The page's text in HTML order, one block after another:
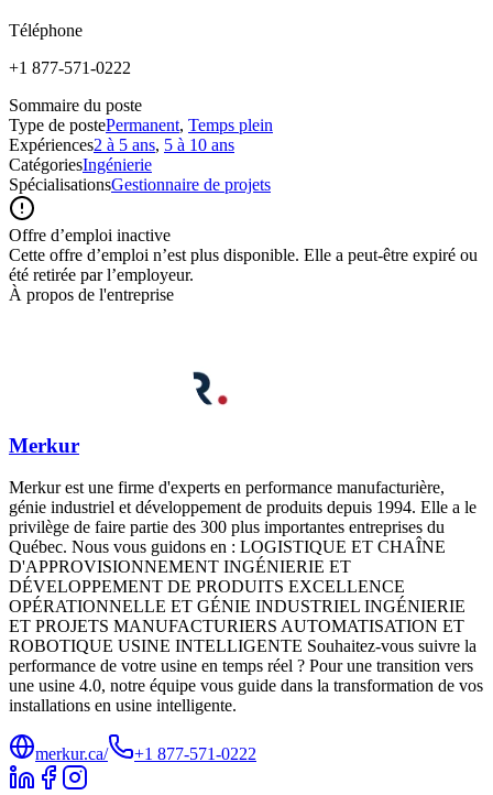
Téléphone
+1 877-571-0222
Sommaire du poste
Type de postePermanent, Temps plein
Expériences2 à 5 ans, 5 à 10 ans
CatégoriesIngénierie
SpécialisationsGestionnaire de projets
Offre d’emploi inactive
Cette offre d’emploi n’est plus disponible. Elle a peut-être expiré ou
été retirée par l’employeur.
À propos de l'entreprise
Merkur
Merkur est une firme d'experts en performance manufacturière,
génie industriel et développement de produits depuis 1994. Elle a le
privilège de faire partie des 300 plus importantes entreprises du
Québec. Nous vous guidons en : LOGISTIQUE ET CHAÎNE
D'APPROVISIONNEMENT INGÉNIERIE ET
DÉVELOPPEMENT DE PRODUITS EXCELLENCE
OPÉRATIONNELLE ET GÉNIE INDUSTRIEL INGÉNIERIE
ET PROJETS MANUFACTURIERS AUTOMATISATION ET
ROBOTIQUE USINE INTELLIGENTE Souhaitez-vous suivre la
performance de votre usine en temps réel ? Pour une transition vers
une usine 4.0, notre équipe vous guide dans la transformation de vos
installations en usine intelligente.
merkur.ca/ +1 877-571-0222